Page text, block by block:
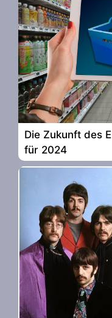
Die Zukunft des
für 2024